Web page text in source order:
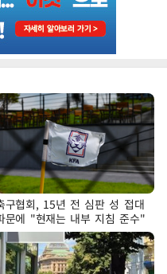
구협회, 15년 전 심판 성 접대
문에 "현재는 내부 지침 준수"